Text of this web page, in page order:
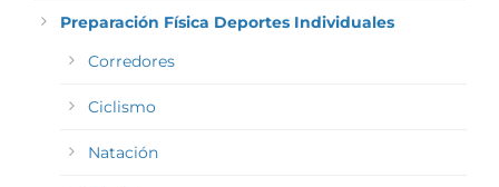
Preparación Física Deportes Individuales
Corredores
Ciclismo
Natación